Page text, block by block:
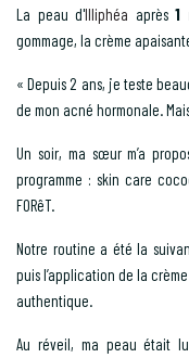
La peau d'Illiphéa après1
gommage, la crème
« Depuis 2 ans, je teste
de mon acné hormonale.
Un soir, ma sœur m’a
programme : skin care
FORêT.
Notre routine a été la
puis l’application de la
authentique.
Au réveil, ma peau était